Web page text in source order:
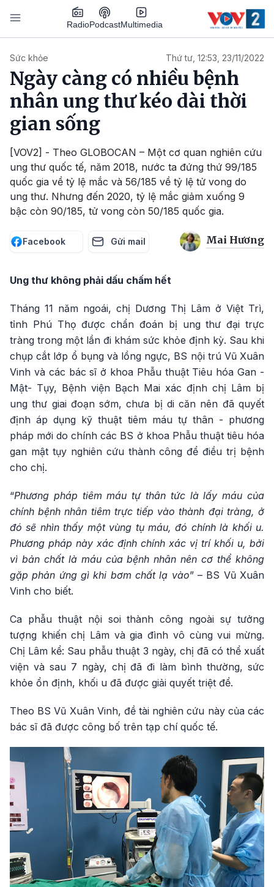
Nhảy đến nội dung
RadioPodcastMultimedia
Sức khỏe Thứ tư, 12:53, 23/11/2022
Ngày càng có nhiều bệnh
nhân ung thư kéo dài thời
gian sống
[VOV2] - Theo GLOBOCAN – Một cơ quan nghiên cứu
ung thư quốc tế, năm 2018, nước ta đứng thứ 99/185
quốc gia về tỷ lệ mắc và 56/185 về tỷ lệ tử vong do
ung thư. Nhưng đến 2020, tỷ lệ mắc giảm xuống 9
bậc còn 90/185, tử vong còn 50/185 quốc gia.
Facebook Gửi mail Mai Hương
Ung thư không phải dấu chấm hết
Tháng 11 năm ngoái, chị Dương Thị Lâm ở Việt Trì,
tỉnh Phú Thọ được chẩn đoán bị ung thư đại trực
tràng trong một lần đi khám sức khỏe định kỳ. Sau khi
chụp cắt lớp ổ bụng và lồng ngực, BS nội trú Vũ Xuân
Vinh và các bác sĩ ở khoa Phẫu thuật Tiêu hóa Gan -
Mật- Tụy, Bệnh viện Bạch Mai xác định chị Lâm bị
ung thư giai đoạn sớm, chưa bị di căn nên đã quyết
định áp dụng kỹ thuật tiêm máu tự thân - phương
pháp mới do chính các BS ở khoa Phẫu thuật tiêu hóa
gan mật tụy nghiên cứu thành công để điều trị bệnh
cho chị.
“Phương pháp tiêm máu tự thân tức là lấy máu của
chính bệnh nhân tiêm trực tiếp vào thành đại tràng, ở
đó sẽ nhìn thấy một vùng tụ máu, đó chính là khối u.
Phương pháp này xác định chính xác vị trí khối u, bởi
vì bản chất là máu của bệnh nhân nên cơ thể không
gặp phản ứng gì khi bơm chất lạ vào” – BS Vũ Xuân
Vinh cho biết.
Ca phẫu thuật nội soi thành công ngoài sự tưởng
tượng khiến chị Lâm và gia đình vô cùng vui mừng.
Chị Lâm kể: Sau phẫu thuật 3 ngày, chị đã có thể xuất
viện và sau 7 ngày, chị đã đi làm bình thường, sức
khỏe ổn định, khối u đã được giải quyết triệt để.
Theo BS Vũ Xuân Vinh, đề tài nghiên cứu này của các
bác sĩ đã được công bố trên tạp chí quốc tế.